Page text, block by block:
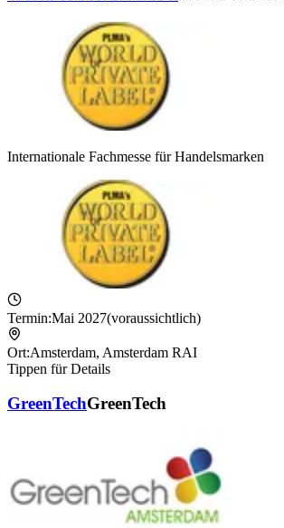
Internationale Fachmesse für Handelsmarken
Termin:Mai 2027(voraussichtlich)
Ort:Amsterdam, Amsterdam RAI
Tippen für Details
GreenTechGreenTech